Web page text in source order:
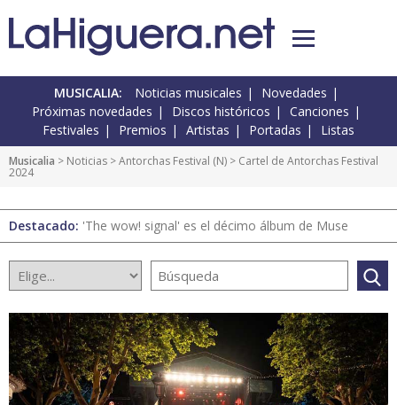
MUSICALIA: Noticias musicales
Novedades
Próximas novedades
Discos históricos
Canciones
Festivales
Premios Artistas Portadas Listas
Musicalia > Noticias >Antorchas Festival (N) > Cartel de Antorchas Festival
2024
Destacado: 'The wow! signal' es el décimo álbum de Muse